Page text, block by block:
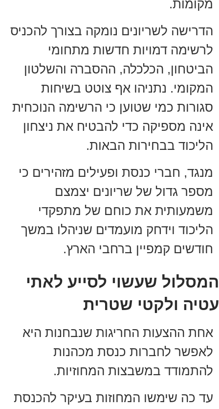
מקומות.
הדרישה לשריונים נומקה בצורך להכניס
לרשימה דמויות חדשות מתחומי
הביטחון, הכלכלה, ההסברה והשלטון
המקומי. נתניהו אף צוטט בשיחות
סגורות כמי שטוען כי הרשימה הנוכחית
אינה מספיקה כדי להבטיח את ניצחון
הליכוד בבחירות הבאות.
מנגד, חברי כנסת ופעילים מזהירים כי
מספר גדול של שריונים יצמצם
משמעותית את כוחם של מתפקדי
הליכוד וידחק מועמדים שניהלו במשך
חודשים קמפיין ברחבי הארץ.
המסלול שעשוי לסייע לאתי
עטיה ולקטי שטרית
אחת ההצעות החריגות שנבחנות היא
לאפשר לחברות כנסת מכהנות
להתמודד במשבצות המחוזיות.
עד כה שימשו המחוזות בעיקר להכנסת